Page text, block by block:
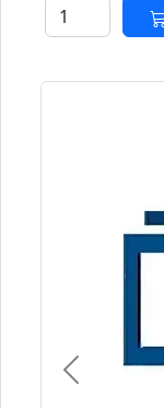
Previous